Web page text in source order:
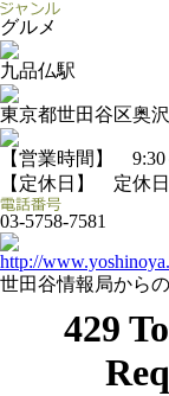
グルメ
九品仏駅
東京都世田谷区奥
【営業時間】 9:30
【定休日】 定休
03-5758-7581
http://
世田谷情報局から